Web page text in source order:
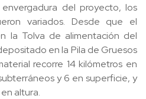
del proyecto, los
variados. Desde que el
la Tolva de alimentación del
en la Pila de Gruesos
recorre 14 kilómetros en
y 6 en superficie, y
altura.